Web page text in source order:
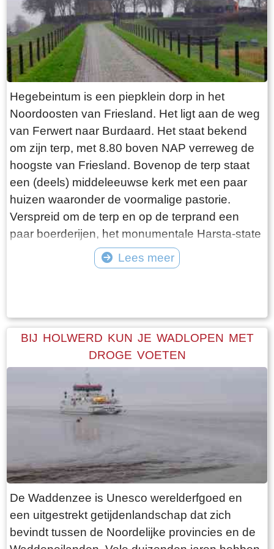
explosie heeft plaatsgevonden. Niets is minder
waar. De laatste bewoner van Jongemastate
was Burgemeester van Slooten. Hij was
burgemeester van de gemeente
Rauwerderhem. Het voormalige gemeentehuis
staat een eindje verderop. Het is moeilijk voor te
stellen maar toen hij verhuisde heeft hij de state
met de grond gelijk laten maken. Misschien
heeft hij tevergeefs een advertentie geplaatst in
de Leeuwarder Courant met de vraag of iemand
zijn ambtswoning zou willen overnemen voor
een schappelijk prijsje. Wellicht bij gebrek aan
belangstelling heeft Burgemeester van Slooten
er korte metten mee gemaakt. Opgeruimd staat
netjes moet hij hebben gedacht, terwijl hij de
deur voor de laatste keer achter zich sloot!
Hegebeintum is een piepklein dorp in het
Noordoosten van Friesland. Het ligt aan de weg
van Ferwert naar Burdaard. Het staat bekend
om zijn terp, met 8.80 boven NAP verreweg de
hoogste van Friesland. Bovenop de terp staat
een (deels) middeleeuwse kerk met een paar
huizen waaronder de voormalige pastorie.
Verspreid om de terp en op de terprand een
paar boerderijen, het monumentale Harsta-state
en een dozijn huizen. Gisteren was ik er op een
druilerige dag in december. Voordeel van deze
optimaal uitzicht op de terp en haar bebouwing.
Een ideale dag voor een “rondje om de kerk”.
Vanaf de parkeerplaats bij het
bezoekerscentrum loop je via een voetpad van
rode klinkers de terp op. De kerk is helaas dicht,
want deze is aan de binnenkant ook de moeite
waard. Er hangt een aantal historische houten
rouwborden aan de muur. In de huizen brandt
licht en de kachel. Aan de andere kant van de
terp loop je weer naar beneden, nu via voetpad
van gele klinkers. Als je daarna links aanhoudt
kom je gewoon weer uit waar je bent begonnen.
Het is moeilijk voor te stellen dat een dergelijk
terp ooit door mensenhanden is gemaakt.
Lees meer
BIJ HOLWERD KUN JE WADLOPEN MET
DROGE VOETEN
De Waddenzee is Unesco werelderfgoed en
een uitgestrekt getijdenlandschap dat zich
bevindt tussen de Noordelijke provincies en de